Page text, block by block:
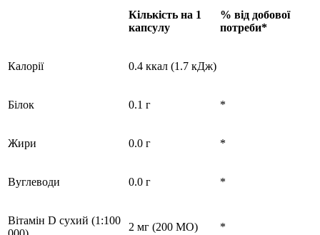
Кількість на 1
капсулу
% від добової
потреби*
Калорії 0.4 ккал (1.7 кДж)
Білок 0.1 г *
Жири 0.0 г *
Вуглеводи 0.0 г *
Вітамін D сухий (1:100
2 мг (200 МО) *